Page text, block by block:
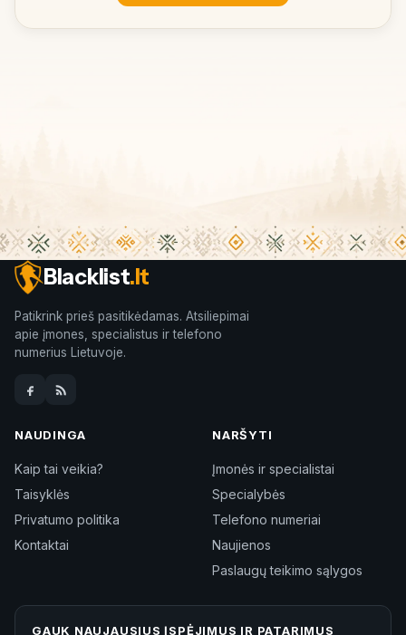
Blacklist.lt
Patikrink prieš pasitikėdamas. Atsiliepimai
apie įmones, specialistus ir telefono
numerius Lietuvoje.
NAUDINGA
Kaip tai veikia?
Taisyklės
Privatumo politika
Kontaktai
NARŠYTI
Įmonės ir specialistai
Specialybės
Telefono numeriai
Naujienos
Paslaugų teikimo sąlygos
GAUK NAUJAUSIUS ĮSPĖJIMUS IR PATARIMUS